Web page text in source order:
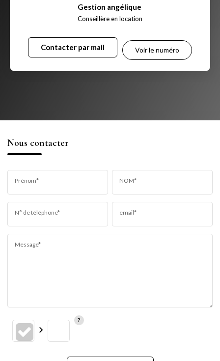
Gestion angélique
Conseillère en location
Contacter par mail Voir le numéro
Nous contacter
Prénom* NOM*
N° de téléphone* email*
Message*